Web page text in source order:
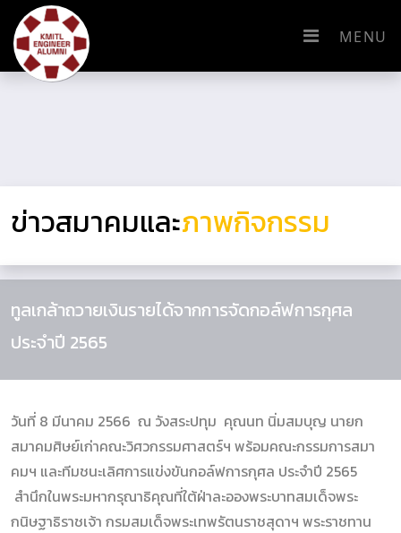
MENU
ข่าวสมาคมและภาพกิจกรรม
ทูลเกล้าถวายเงินรายได้จากการจัดกอล์ฟการกุศล
ประจำปี 2565
วันที่ 8 มีนาคม 2566 ณ วังสระปทุม คุณนท นิ่มสมบุญ นายก
สมาคมศิษย์เก่าคณะวิศวกรรมศาสตร์ฯ พร้อมคณะกรรมการสมา
คมฯ และทีมชนะเลิศการแข่งขันกอล์ฟการกุศล ประจำปี 2565
สำนึกในพระมหากรุณาธิคุณที่ใต้ฝ่าละอองพระบาทสมเด็จพระ
กนิษฐาธิราชเจ้า กรมสมเด็จพระเทพรัตนราชสุดาฯ พระราชทาน